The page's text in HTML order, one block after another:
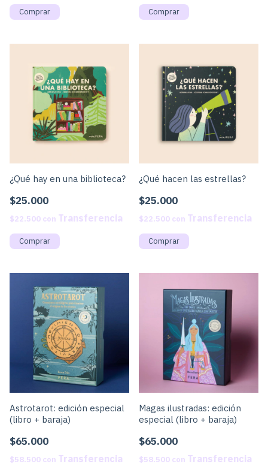
¿Qué hay en una biblioteca?
$25.000
$22.500 con
¿Qué hacen las estrellas?
$25.000
$22.500 con
Astrotarot: edición especial
(libro + baraja)
$65.000
$58.500 con
Magas ilustradas: edición
especial (libro + baraja)
$65.000
$58.500 con